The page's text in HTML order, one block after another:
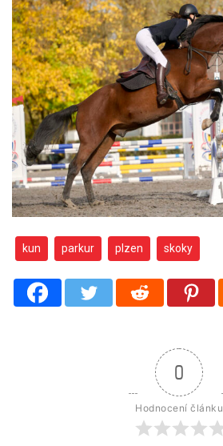
kun parkur plzen skoky
0
Hodnocení článku